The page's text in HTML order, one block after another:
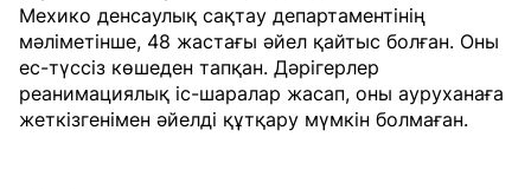
Мехико денсаулық сақтау департаментінің
мәліметінше, 48 жастағы әйел қайтыс болған. Оны
ес-түссіз көшеден тапқан. Дәрігерлер
реанимациялық іс-шаралар жасап, оны ауруханаға
жеткізгенімен әйелді құтқару мүмкін болмаған.